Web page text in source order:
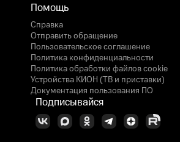
Помощь
Справка
Отправить обращение
Пользовательское соглашение
Политика конфиденциальности
Политика обработки файлов cookie
Устройства КИОН (ТВ и приставки)
Документация пользования ПО
Подписывайся